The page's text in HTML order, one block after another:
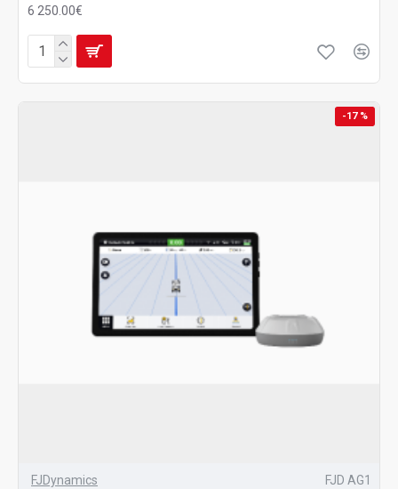
6 250.00€
-17 %
FJDynamics FJD AG1